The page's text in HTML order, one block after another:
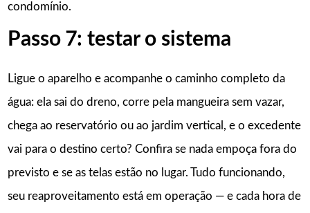
condomínio.
Passo 7: testar o sistema
Ligue o aparelho e acompanhe o caminho completo da
água: ela sai do dreno, corre pela mangueira sem vazar,
chega ao reservatório ou ao jardim vertical, e o excedente
vai para o destino certo? Confira se nada empoça fora do
previsto e se as telas estão no lugar. Tudo funcionando,
seu reaproveitamento está em operação — e cada hora de